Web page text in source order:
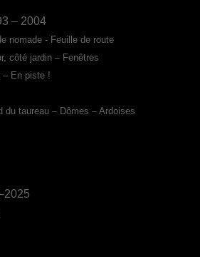
– 2004
nomade - Feuille de route
côté jardin – Fenêtres
– En piste !
du taureau – Dômes – Ardoises